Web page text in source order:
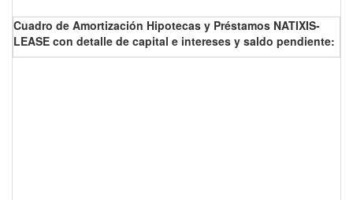
Cuadro de Amortización Hipotecas y Préstamos NATIXIS-
LEASE con detalle de capital e intereses y saldo pendiente: